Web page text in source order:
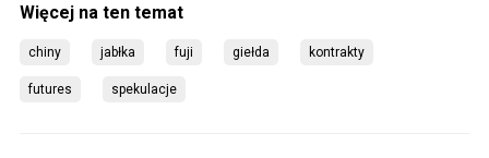
chiny jabłka fuji giełda kontrakty
futures spekulacje